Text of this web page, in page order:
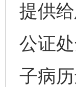
提供
公证
子病